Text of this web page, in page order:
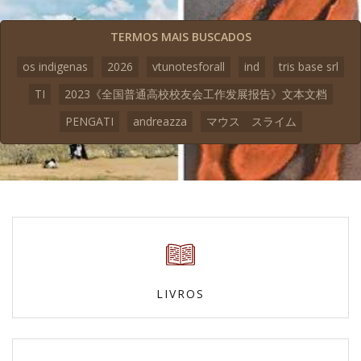
TERMOS MAIS BUSCADOS
os indigenas
2026 vtunotesforall ind
tris base srl
TI
2023《全国普通高校校友会工作发展报告》文本文档
PENGATI
andreazza マウス スライム
LIVROS